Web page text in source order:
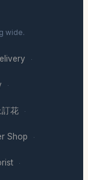
wide.
·
·
訂花 ·
Shop ·
·